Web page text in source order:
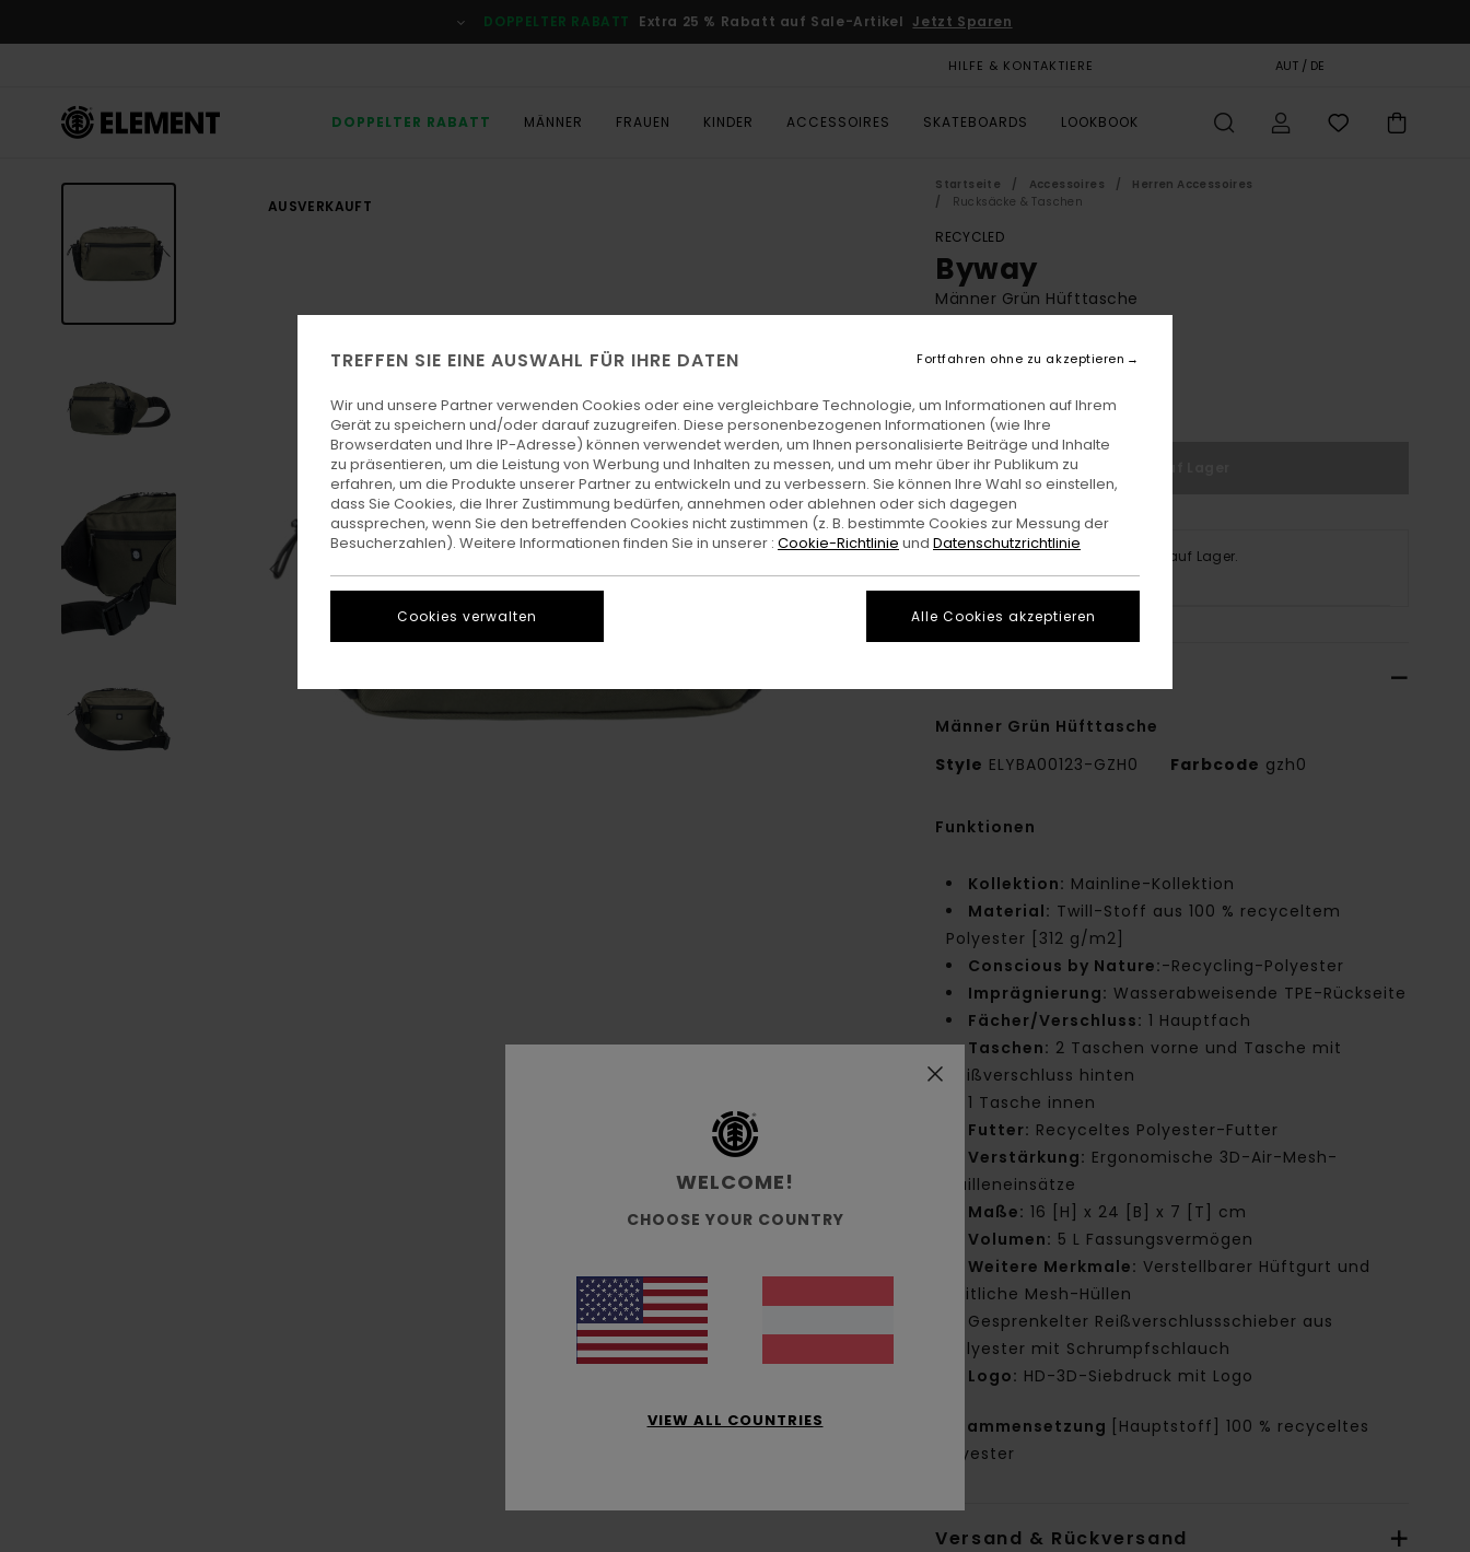
Produktinformation
DOPPELTER RABATT Extra 25 % Rabatt auf Sale-Artikel Jetzt Sparen
HILFE & KONTAKTIERE AUT / DE
DOPPELTER RABATT MÄNNER FRAUEN KINDER ACCESSOIRES SKATEBOARDS LOOKBOOK
AUSVERKAUFT
Startseite Accessoires
Herren Accessoires
Rucksäcke & Taschen
RECYCLED
Byway
Männer Grün Hüfttasche
Coming Soon!
DOPPELTER RABATT EXTRA 25 %
Dieses Produkt ist derzeit nicht auf Lager.
Kaufen Sie andere Optionen
Männer Grün Hüfttasche
Style ELYBA00123-GZH0 Farbcode gzh0
Funktionen
Kollektion: Mainline-Kollektion
Material: Twill-Stoff aus 100 % recyceltem
Polyester [312 g/m2]
Conscious by Nature:-Recycling-Polyester
Imprägnierung: Wasserabweisende TPE-Rückseite
Fächer/Verschluss: 1 Hauptfach
Taschen: 2 Taschen vorne und Tasche mit
Reißverschluss hinten
1 Tasche innen
Futter: Recyceltes Polyester-Futter
Verstärkung: Ergonomische 3D-Air-Mesh-
Tailleneinsätze
Maße: 16 [H] x 24 [B] x 7 [T] cm
Volumen: 5 L Fassungsvermögen
Weitere Merkmale: Verstellbarer Hüftgurt und
seitliche Mesh-Hüllen
Gesprenkelter Reißverschlussschieber aus
Polyester mit Schrumpfschlauch
Logo: HD-3D-Siebdruck mit Logo
Zusammensetzung
[Hauptstoff] 100 % recyceltes
Polyester
Versand & Rückversand
WELCOME!
CHOOSE YOUR COUNTRY
VIEW ALL COUNTRIES
TREFFEN SIE EINE AUSWAHL FÜR IHRE DATEN
Wir und unsere Partner verwenden Cookies oder eine vergleichbare Technologie, um Informationen auf Ihrem
Gerät zu speichern und/oder darauf zuzugreifen. Diese personenbezogenen Informationen (wie Ihre
Browserdaten und Ihre IP-Adresse) können verwendet werden, um Ihnen personalisierte Beiträge und Inhalte
zu präsentieren, um die Leistung von Werbung und Inhalten zu messen, und um mehr über ihr Publikum zu
erfahren, um die Produkte unserer Partner zu entwickeln und zu verbessern. Sie können Ihre Wahl so einstellen,
dass Sie Cookies, die Ihrer Zustimmung bedürfen, annehmen oder ablehnen oder sich dagegen
aussprechen, wenn Sie den betreffenden Cookies nicht zustimmen (z. B. bestimmte Cookies zur Messung der
Besucherzahlen). Weitere Informationen finden Sie in unserer : Cookie-Richtlinie und Datenschutzrichtlinie
Cookies verwalten
Fortfahren ohne zu akzeptieren
Alle Cookies akzeptieren